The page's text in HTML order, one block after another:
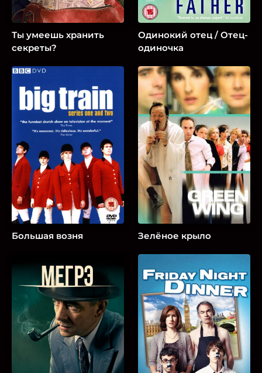
Ты умеешь хранить
секреты?
Одинокий отец / Отец-
одиночка
Большая возня Зелёное крыло